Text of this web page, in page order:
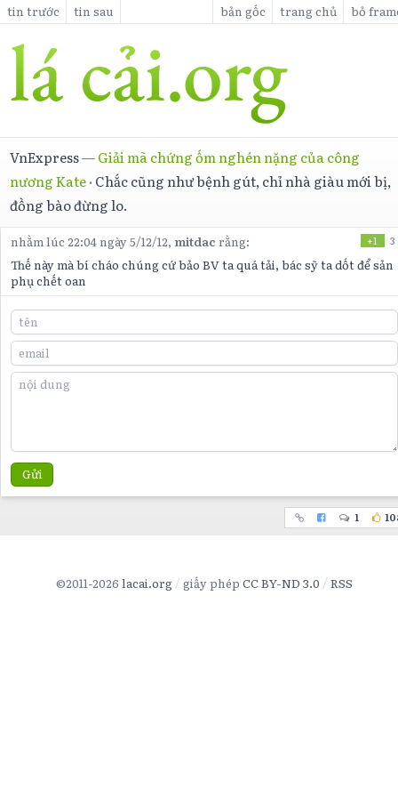
tin trước tin sau bản gốc trang chủ bỏ
VnExpress—Giải mã chứng ốm nghén nặng của công
nương Kate· Chắc cũng như bệnh gút, chỉ nhà giàu mới bị,
đồng bào đừng lo.
nhằm lúc 22:04 ngày 5/12/12, mitdac rằng: +1 3
Thế này mà bí cháo chúng cứ bảo BV ta quá tải, bác sỹ ta dốt để sản
phụ chết oan
Gửi
1
©2011-2026 lacai.org giấy phép CC BY-ND 3.0 RSS